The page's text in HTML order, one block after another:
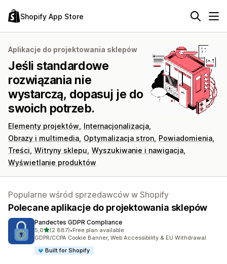
Shopify App Store
Aplikacje do projektowania sklepów
Jeśli standardowe
rozwiązania nie
wystarczą, dopasuj je do
swoich potrzeb.
Elementy projektów
Internacjonalizacja
Obrazy i multimedia Optymalizacja stron Powiadomienia
Treści Witryny sklepu Wyszukiwanie i nawigacja
Wyświetlanie produktów
Popularne wśród sprzedawców w Shopify
Polecane aplikacje do projektowania sklepów
Pandectes GDPR Compliance
5,0na 5 gwiazdek
(2 887)
Łączna liczba recenzji: 2887
•Free plan available
GDPR/CCPA Cookie Banner, Web Accessibility & EU Withdrawal
Built for Shopify